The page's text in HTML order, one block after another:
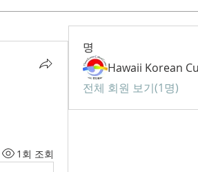
1회 조회
명
전체 회원 보기(1명)